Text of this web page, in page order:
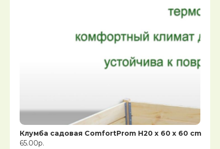
Клумба садовая ComfortProm H20 x 60 x 60 cm
65.00р.